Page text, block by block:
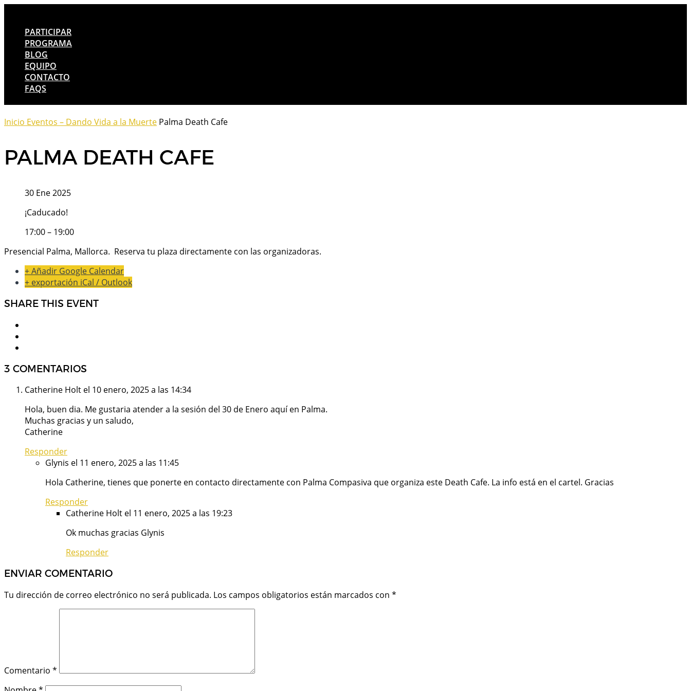
PARTICIPAR
PROGRAMA
BLOG
EQUIPO
CONTACTO
FAQS
Inicio Eventos – Dando Vida a la Muerte Palma Death Cafe
PALMA DEATH CAFE
30 Ene 2025
¡Caducado!
17:00 – 19:00
Presencial Palma, Mallorca. Reserva tu plaza directamente con las organizadoras.
+ Añadir Google Calendar
+ exportación iCal / Outlook
SHARE THIS EVENT
3 COMENTARIOS
Catherine Holt el 10 enero, 2025 a las 14:34
Hola, buen dia. Me gustaria atender a la sesión del 30 de Enero aquí en Palma.
Muchas gracias y un saludo,
Catherine
Responder
Glynis el 11 enero, 2025 a las 11:45
Hola Catherine, tienes que ponerte en contacto directamente con Palma Compasiva que organiza este Death Cafe. La info está en el cartel. Gracias
Responder
Catherine Holt el 11 enero, 2025 a las 19:23
Ok muchas gracias Glynis
Responder
ENVIAR COMENTARIO
Tu dirección de correo electrónico no será publicada. Los campos obligatorios están marcados con *
Comentario *